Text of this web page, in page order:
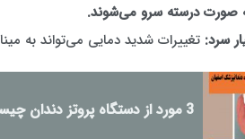
صورت درسته سرو می‌شوند.
سرد: تغییرات شدید دمایی می‌تواند به
3 مورد از دستگاه پروتز دندان چیست؟